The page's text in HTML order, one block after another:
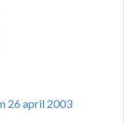
26 april 2003